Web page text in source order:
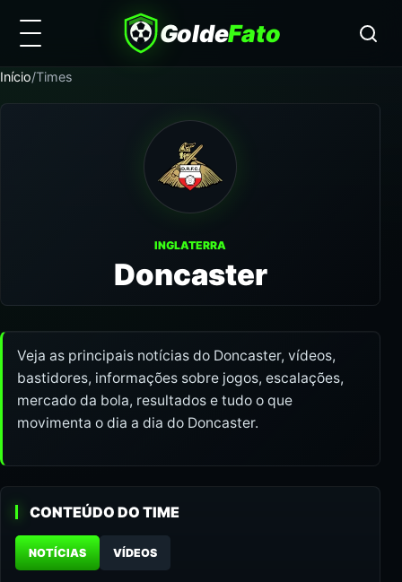
GoldeFato
Início/Times
INGLATERRA
Doncaster
Veja as principais notícias do Doncaster, vídeos,
bastidores, informações sobre jogos, escalações,
mercado da bola, resultados e tudo o que
movimenta o dia a dia do Doncaster.
CONTEÚDO DO TIME
NOTÍCIAS VÍDEOS